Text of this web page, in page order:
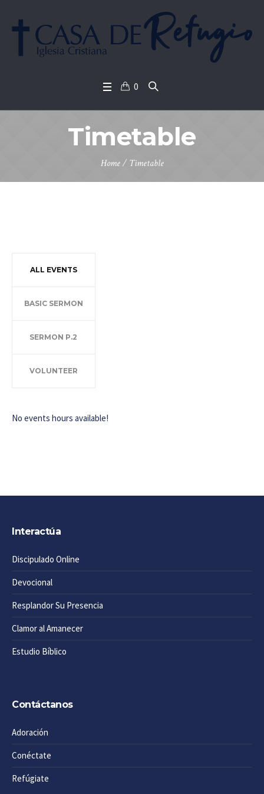
0
Timetable
Home / Timetable
ALL EVENTS
BASIC SERMON
SERMON P.2
VOLUNTEER
No events hours available!
Interactúa
Discipulado Online
Devocional
Resplandor Su Presencia
Clamor al Amanecer
Estudio Bíblico
Contáctanos
Adoración
Conéctate
Refúgiate